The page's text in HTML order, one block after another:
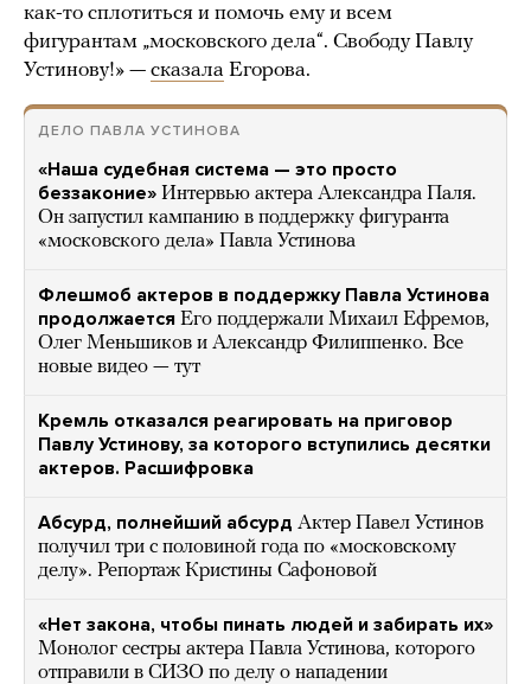
как-то сплотиться и помочь ему и всем
фигурантам „московского дела“. Свободу Павлу
Устинову!» — сказала Егорова.
ДЕЛО ПАВЛА УСТИНОВА
«Наша судебная система — это просто
беззаконие» Интервью актера Александра Паля.
Он запустил кампанию в поддержку фигуранта
«московского дела» Павла Устинова
Флешмоб актеров в поддержку Павла Устинова
продолжается Его поддержали Михаил Ефремов,
Олег Меньшиков и Александр Филиппенко. Все
новые видео — тут
Кремль отказался реагировать на приговор
Павлу Устинову, за которого вступились десятки
актеров. Расшифровка
Абсурд, полнейший абсурд Актер Павел Устинов
получил три с половиной года по «московскому
делу». Репортаж Кристины Сафоновой
«Нет закона, чтобы пинать людей и забирать их»
Монолог сестры актера Павла Устинова, которого
отправили в СИЗО по делу о нападении